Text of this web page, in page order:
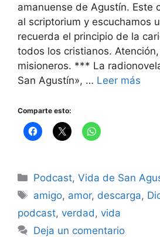
amanuense de Agustín. Este
al scriptorium y escuchamos
recuerda el principio de la
todos los cristianos.
misioneros. *** La
San Agustín», … Leer más
Comparte esto:
Categorías
Podcast,Vida de San
Etiquetas
amigo, amor, descarga,
podcast, verdad, vida
Deja un comentario